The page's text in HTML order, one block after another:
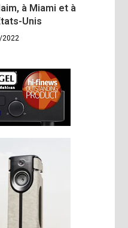
à Miami et à
Unis